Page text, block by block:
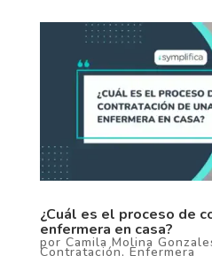
¿Cuál es el proceso de
enfermera en casa?
por Camila Molina
Contratación, Enfermera